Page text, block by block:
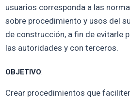
usuarios corresponda a las
sobre procedimiento y usos del
de construcción, a fin de evitarle
las autoridades y con terceros.
OBJETIVO:
Crear procedimientos que